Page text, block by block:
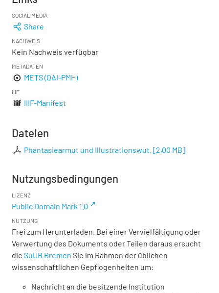
SOCIAL MEDIA
Share
NACHWEIS
Kein Nachweis verfügbar
METADATEN
METS (OAI-PMH)
IIIF
IIIF-Manifest
Dateien
Phantasiearmut und Illustrationswut. [2,00 MB]
Nutzungsbedingungen
LIZENZ
Public Domain Mark 1.0
NUTZUNG
Frei zum Herunterladen. Bei einer Vervielfältigung oder
Verwertung des Dokuments oder Teilen daraus ersucht
die SuUB Bremen Sie im Rahmen der üblichen
wissenschaftlichen Gepflogenheiten um:
Nachricht an die besitzende Institution